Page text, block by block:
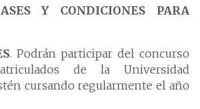
Y CONDICIONES PARA
. Podrán participar del concurso
de la Universidad
cursando regularmente el año